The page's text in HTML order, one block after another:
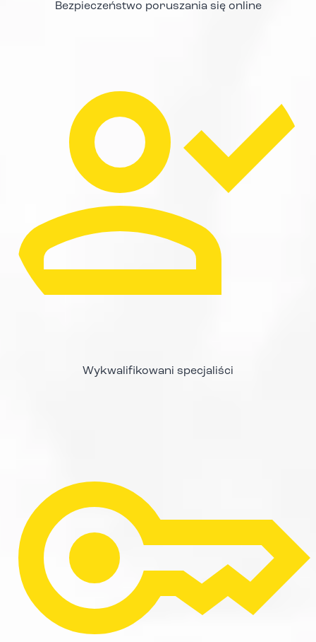
Bezpieczeństwo poruszania się online
Wykwalifikowani specjaliści